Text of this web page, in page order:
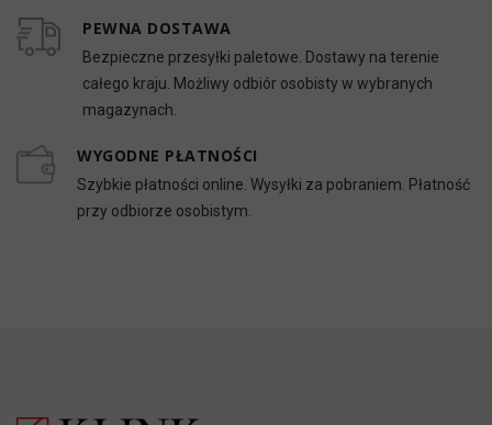
PEWNA DOSTAWA
Bezpieczne przesyłki paletowe. Dostawy na terenie
całego kraju. Możliwy odbiór osobisty w wybranych
magazynach.
WYGODNE PŁATNOŚCI
Szybkie płatności online. Wysyłki za pobraniem. Płatność
przy odbiorze osobistym.